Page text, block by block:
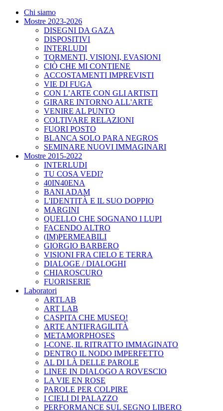
Chi siamo
Mostre 2023-2026
DISEGNI DA GAZA
DISPOSITIVI
INTERLUDI
TORMENTI, VISIONI, EVASIONI
CIÒ CHE MI CONTIENE
ACCOSTAMENTI IMPREVISTI
VIE DI FUGA
CON L’ARTE CON GLI ARTISTI
GIRARE INTORNO ALL'ARTE
VENIRE AL PUNTO
COLTIVARE RELAZIONI
FUORI POSTO
BLANCA SOLO PARA NEGROS
SEMINARE NUOVI IMMAGINARI
Mostre 2015-2022
INTERLUDI
TU COSA VEDI?
40IN40ENA
BANI ADAM
L'IDENTITÀ E IL SUO DOPPIO
MARGINI
QUELLO CHE SOGNANO I LUPI
FACENDO ALTRO
(IM)PERMEABILI
GIORGIO BARBERO
VISIONI FRA CIELO E TERRA
DIALOGE / DIALOGHI
CHIAROSCURO
FUORISERIE
Laboratori
ARTLAB
ART LAB
CASPITA CHE MUSEO!
ARTE ANTIFRAGILITÀ
METAMORPHOSES
I-CONE, IL RITRATTO IMMAGINATO
DENTRO IL NODO IMPERFETTO
AL DI LÀ DELLE PAROLE
LINEE IN DIALOGO A ROVESCIO
LA VIE EN ROSE
PAROLE PER COLPIRE
I CIELI DI PALAZZO
PERFORMANCE SUL SEGNO LIBERO